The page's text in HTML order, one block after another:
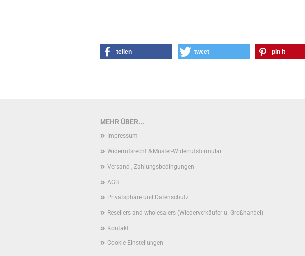
teilen tweet pin it
MEHR ÜBER...
Impressum
Widerrufsrecht & Muster-Widerrufsformular
Versand-, Zahlungsbedingungen
AGB
Privatsphäre und Datenschutz
Resellers and wholesalers (Wiederverkäufer u. Großhandel)
Kontakt
Cookie Einstellungen